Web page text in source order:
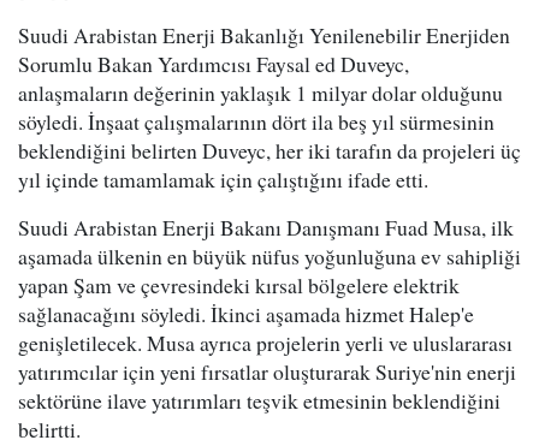
Suudi Arabistan Enerji Bakanlığı Yenilenebilir Enerjiden
Sorumlu Bakan Yardımcısı Faysal ed Duveyc,
anlaşmaların değerinin yaklaşık 1 milyar dolar olduğunu
söyledi. İnşaat çalışmalarının dört ila beş yıl sürmesinin
beklendiğini belirten Duveyc, her iki tarafın da projeleri üç
yıl içinde tamamlamak için çalıştığını ifade etti.
Suudi Arabistan Enerji Bakanı Danışmanı Fuad Musa, ilk
aşamada ülkenin en büyük nüfus yoğunluğuna ev sahipliği
yapan Şam ve çevresindeki kırsal bölgelere elektrik
sağlanacağını söyledi. İkinci aşamada hizmet Halep'e
genişletilecek. Musa ayrıca projelerin yerli ve uluslararası
yatırımcılar için yeni fırsatlar oluşturarak Suriye'nin enerji
sektörüne ilave yatırımları teşvik etmesinin beklendiğini
belirtti.